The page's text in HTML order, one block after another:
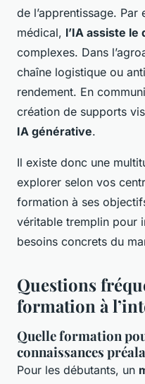
de l’apprentissage.
médical, l’IA assiste le
complexes. Dans
chaîne logistique ou
rendement. En
création de supports
IA générative.
Il existe donc une
explorer selon vos
formation à ses
véritable tremplin pour
besoins concrets du
Questions
formation à
Quelle formation
connaissances
Pour les débutants, un